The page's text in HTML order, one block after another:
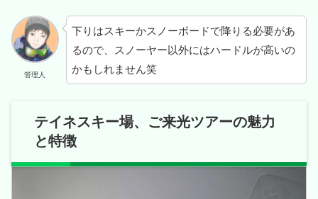
管理人
下りはスキーかスノーボードで降りる必要があ
るので、スノーヤー以外にはハードルが高いの
かもしれません笑
テイネスキー場、ご来光ツアーの魅力
と特徴